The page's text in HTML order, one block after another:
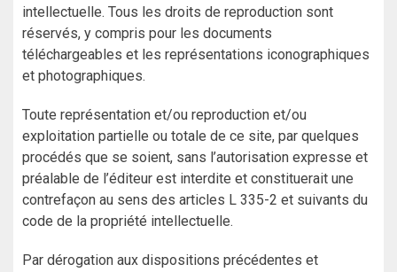
intellectuelle. Tous les droits de reproduction sont
réservés, y compris pour les documents
téléchargeables et les représentations iconographiques
et photographiques.
Toute représentation et/ou reproduction et/ou
exploitation partielle ou totale de ce site, par quelques
procédés que se soient, sans l’autorisation expresse et
préalable de l’éditeur est interdite et constituerait une
contrefaçon au sens des articles L 335-2 et suivants du
code de la propriété intellectuelle.
Par dérogation aux dispositions précédentes et